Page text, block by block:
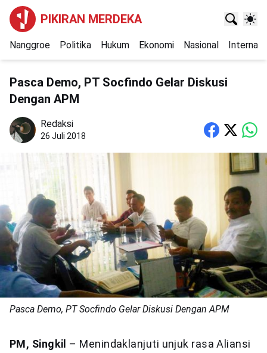
PIKIRAN MERDEKA
Nanggroe Politika Hukum Ekonomi Nasional
Pasca Demo, PT Socfindo Gelar Diskusi
Dengan APM
Redaksi
26 Juli 2018
Pasca Demo, PT Socfindo Gelar Diskusi Dengan APM
PM, Singkil – Menindaklanjuti unjuk rasa Aliansi